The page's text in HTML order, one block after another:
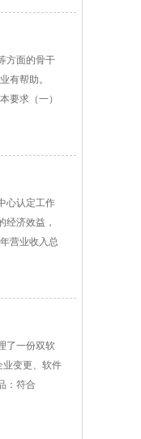
方面的骨干
有帮助。
要求（一）
心认定工作
经济效益，
营业收入总
了一份双软
业变更、软件
：符合